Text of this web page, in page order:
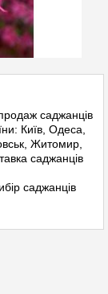
саджанців
Київ, Одеса,
Житомир,
саджанців
саджанців